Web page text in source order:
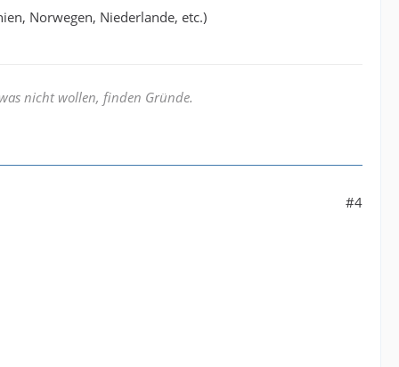
Norwegen, Niederlande, etc.)
nicht wollen, finden Gründe.
#4